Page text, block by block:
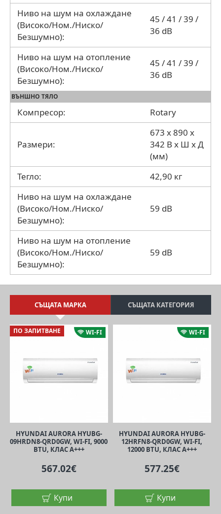
Ниво на шум на охлаждане
(Високо/Ном./Ниско/
Безшумно):
45 / 41 / 39 /
36 dB
Ниво на шум на отопление
(Високо/Ном./Ниско/
Безшумно):
45 / 41 / 39 /
36 dB
ВЪНШНО ТЯЛО
Компресор: Rotary
Размери:
673 x 890 x
342 В x Ш x Д
(мм)
Тегло:
42,90 кг
Ниво на шум на охлаждане
(Високо/Ном./Ниско/
Безшумно):
59 dB
Ниво на шум на отопление
(Високо/Ном./Ниско/
Безшумно):
59 dB
СЪЩАТА МАРКА СЪЩАТА КАТЕГОРИЯ
WI-FI
ПО ЗАПИТВАНЕ
HYUNDAI AURORA HYUBG-
09HRDN8-QRD0GW, WI-FI, 9000
BTU, КЛАС A+++
567.02€
Купи
WI-FI
HYUNDAI AURORA HYUBG-
12HRFN8-QRD0GW, WI-FI,
12000 BTU, КЛАС A+++
577.25€
Купи